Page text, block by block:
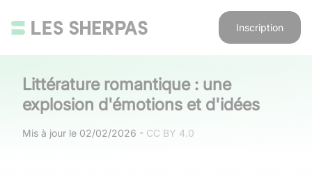
Inscription
Littérature romantique : une
explosion d'émotions et d'idées
Mis à jour le 02/02/2026 - CC BY 4.0